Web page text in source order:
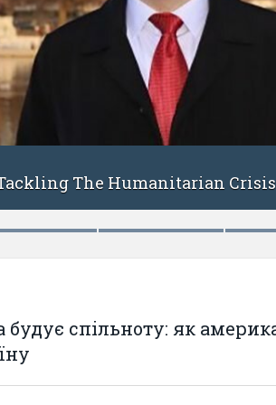
The Humanitarian Crisis In
будує спільноту: як